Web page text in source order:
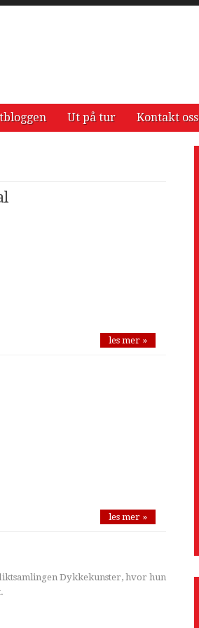
Ut på tur Kontakt oss
les mer »
les mer »
Dykkekunster, hvor hun